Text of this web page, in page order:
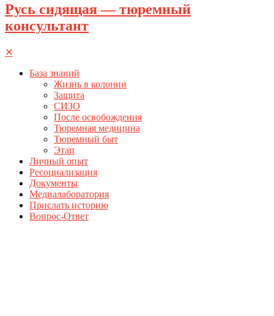
Русь сидящая — тюремный
консультант
✕
База знаний
Жизнь в колонии
Защита
СИЗО
После освобождения
Тюремная медицина
Тюремный быт
Этап
Личный опыт
Ресоциализация
Документы
Медиалаборатория
Прислать историю
Вопрос-Ответ